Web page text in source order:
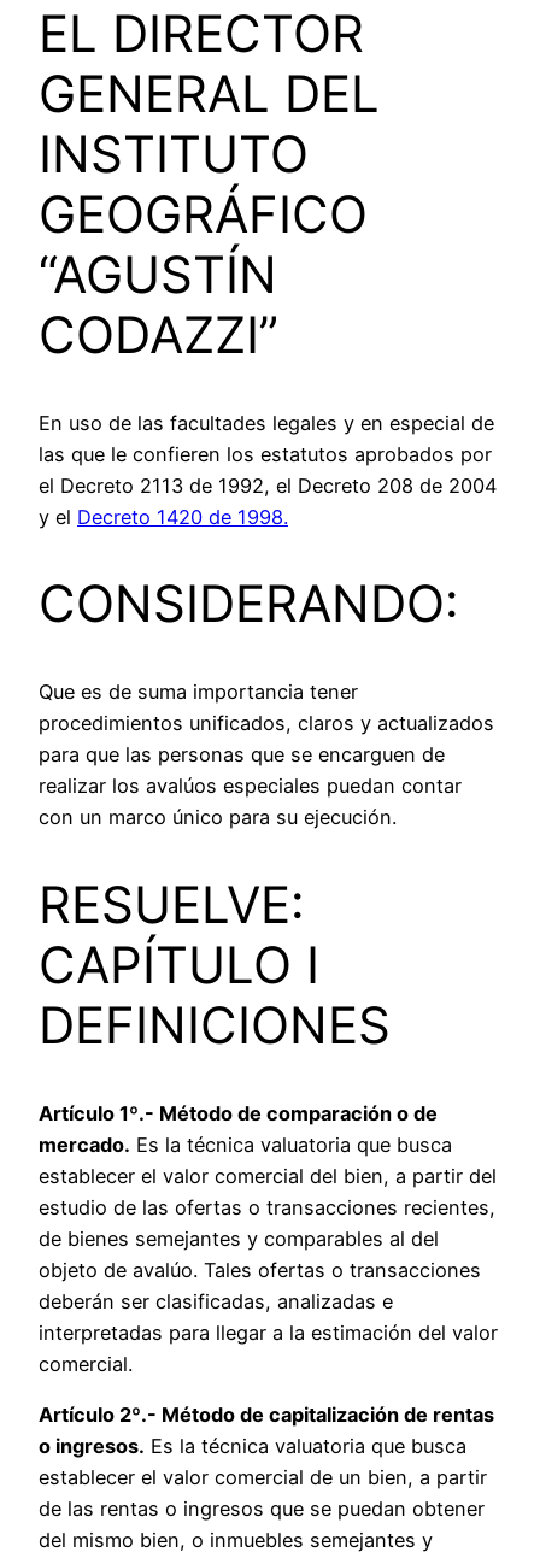
EL DIRECTOR
GENERAL DEL
INSTITUTO
GEOGRÁFICO
“AGUSTÍN
CODAZZI”
En uso de las facultades legales y en especial de
las que le confieren los estatutos aprobados por
el Decreto 2113 de 1992, el Decreto 208 de 2004
y el Decreto 1420 de 1998.
CONSIDERANDO:
Que es de suma importancia tener
procedimientos unificados, claros y actualizados
para que las personas que se encarguen de
realizar los avalúos especiales puedan contar
con un marco único para su ejecución.
RESUELVE:
CAPÍTULO I
DEFINICIONES
Artículo 1º.- Método de comparación o de
mercado. Es la técnica valuatoria que busca
establecer el valor comercial del bien, a partir del
estudio de las ofertas o transacciones recientes,
de bienes semejantes y comparables al del
objeto de avalúo. Tales ofertas o transacciones
deberán ser clasificadas, analizadas e
interpretadas para llegar a la estimación del valor
comercial.
Artículo 2º.- Método de capitalización de rentas
o ingresos. Es la técnica valuatoria que busca
establecer el valor comercial de un bien, a partir
de las rentas o ingresos que se puedan obtener
del mismo bien, o inmuebles semejantes y